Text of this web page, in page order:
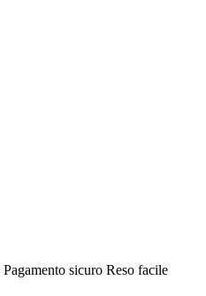
Pagamento sicuro Reso facile